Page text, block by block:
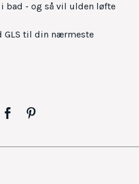
bad - og så vil ulden løfte
GLS til din nærmeste